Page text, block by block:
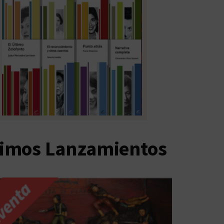
Lanzamientos